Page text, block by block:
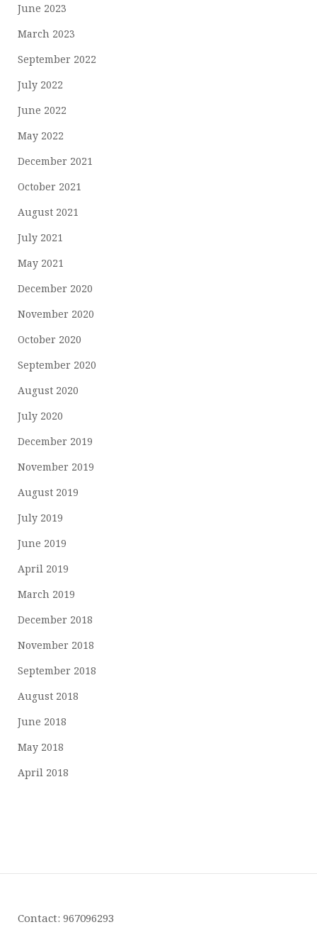
June 2023
March 2023
September 2022
July 2022
June 2022
May 2022
December 2021
October 2021
August 2021
July 2021
May 2021
December 2020
November 2020
October 2020
September 2020
August 2020
July 2020
December 2019
November 2019
August 2019
July 2019
June 2019
April 2019
March 2019
December 2018
November 2018
September 2018
August 2018
June 2018
May 2018
April 2018
Contact: 967096293